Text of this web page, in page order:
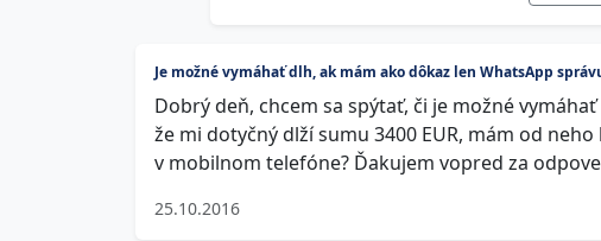
Je možné vymáhať dlh, ak mám ako dôkaz len WhatsApp
Dobrý deň, chcem sa spýtať, či je možné
že mi dotyčný dlží sumu 3400 EUR, mám od
v mobilnom telefóne? Ďakujem vopred za
25.10.2016